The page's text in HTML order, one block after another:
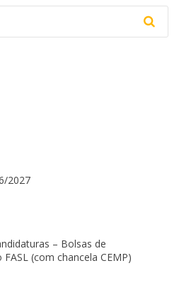
2027
– Bolsas de
(com chancela CEMP)